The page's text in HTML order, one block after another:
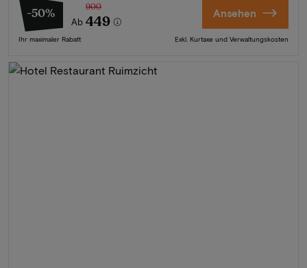
-50%
Ab
900
449
Ihr maximaler Rabatt
Ansehen
Exkl. Kurtaxe und Verwaltungskosten